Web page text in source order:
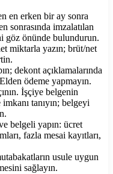
en erken bir ay sonra
sonrasında imzalatılan
göz önünde bulundurun.
miktarla yazın; brüt/net
dekont açıklamalarında
ödeme yapmayın.
İşçiye belgenin
tanıyın; belgeyi
belgeli yapın: ücret
fazla mesai kayıtları,
usule uygun
sağlayın.